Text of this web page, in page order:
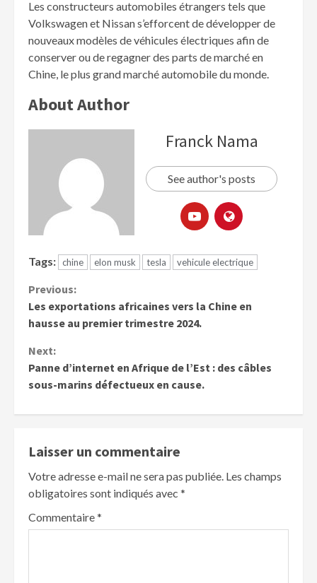
Les constructeurs automobiles étrangers tels que
Volkswagen et Nissan s’efforcent de développer de
nouveaux modèles de véhicules électriques afin de
conserver ou de regagner des parts de marché en
Chine, le plus grand marché automobile du monde.
About Author
Franck Nama
See author's posts
Tags: chine elon musk tesla vehicule electrique
Previous:
Les exportations africaines vers la Chine en
hausse au premier trimestre 2024.
Next:
Panne d’internet en Afrique de l’Est : des câbles
sous-marins défectueux en cause.
Laisser un commentaire
Votre adresse e-mail ne sera pas publiée. Les champs
obligatoires sont indiqués avec *
Commentaire*